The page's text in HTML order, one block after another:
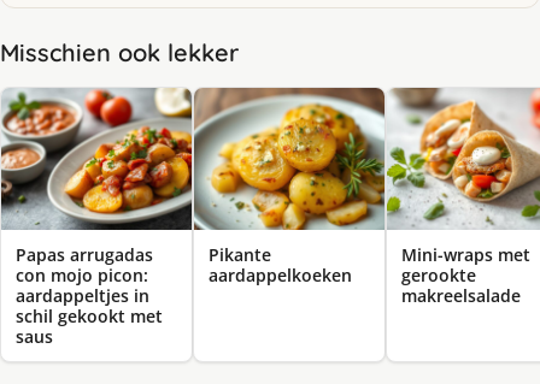
Misschien ook lekker
Papas arrugadas
con mojo picon:
aardappeltjes in
schil gekookt met
saus
Pikante
aardappelkoeken
Mini-wraps met
gerookte
makreelsalade